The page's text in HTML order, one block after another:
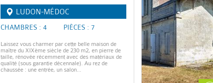
LUDON-MÉDOC
CHAMBRES : 4 PIÈCES : 7
Laissez vous charmer par cette belle maison de
maître du XIXème siècle de 230 m2, en pierre de
taille, rénovée récemment avec des matériaux de
qualité (sous garantie décennale). Au rez de
chaussée : une entrée, un salon...